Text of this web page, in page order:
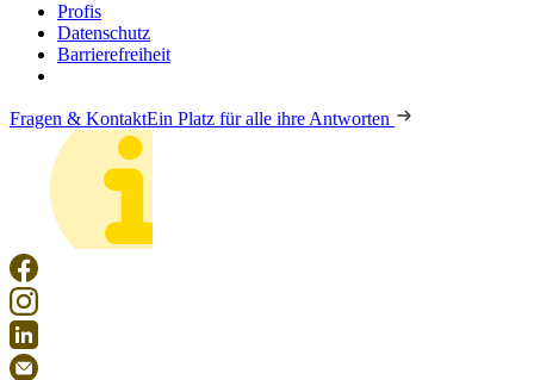
Profis
Datenschutz
Barrierefreiheit
Fragen & KontaktEin Platz für alle ihre Antworten